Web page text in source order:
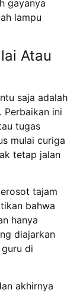
gayanya
lampu
Atau
saja adalah
Perbaikan ini
tugas
mulai curiga
tetap jalan
tajam
bahwa
hanya
diajarkan
di
akhirnya